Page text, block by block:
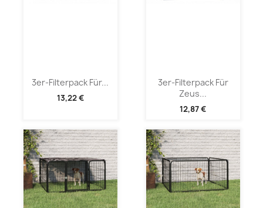
3er-Filterpack Für...
13,22 €
3er-Filterpack Für
Zeus...
12,87 €